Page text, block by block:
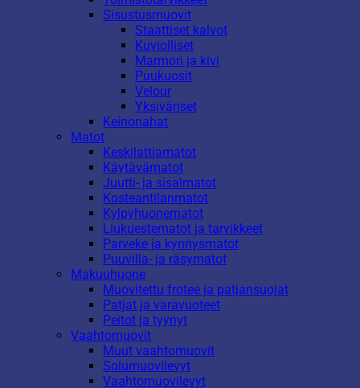
Sisustusmuovit
Staattiset kalvot
Kuviolliset
Marmori ja kivi
Puukuosit
Velour
Yksiväriset
Keinonahat
Matot
Keskilattiamatot
Käytävämatot
Juutti- ja sisalmatot
Kosteantilanmatot
Kylpyhuonematot
Liukuestematot ja tarvikkeet
Parveke ja kynnysmatot
Puuvilla- ja räsymatot
Makuuhuone
Muovitettu frotee ja patjansuojat
Patjat ja varavuoteet
Peitot ja tyynyt
Vaahtomuovit
Muut vaahtomuovit
Solumuovilevyt
Vaahtomuovilevyt